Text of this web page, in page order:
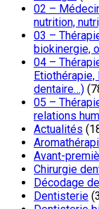
02 –
nutrition,
03 –
biokinergie,
04 –
dentaire…)
05 –
relations
Actualités
Avant-
Chirurgie
Décodage
Dentisterie